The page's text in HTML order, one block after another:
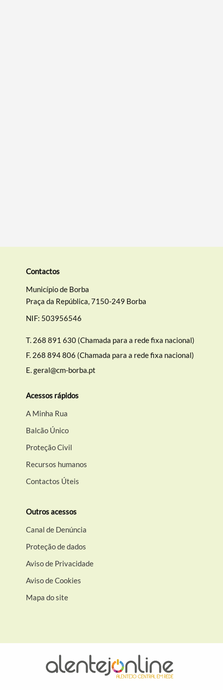
Contactos
Município de Borba
Praça da República, 7150-249 Borba
NIF: 503956546
T. 268 891 630 (Chamada para a rede fixa nacional)
F. 268 894 806 (Chamada para a rede fixa nacional)
E.geral@cm-borba.pt
Acessos rápidos
A Minha Rua
Balcão Único
Proteção Civil
Recursos humanos
Contactos Úteis
Outros acessos
Canal de Denúncia
Proteção de dados
Aviso de Privacidade
Aviso de Cookies
Mapa do site